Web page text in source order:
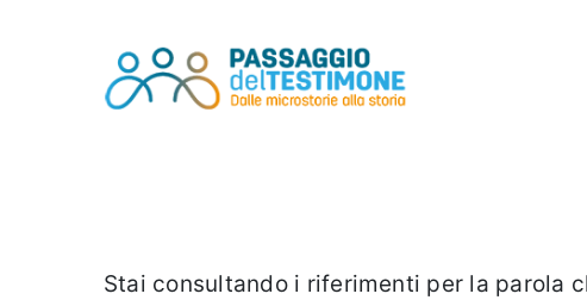
Stai consultando i riferimenti per la parola